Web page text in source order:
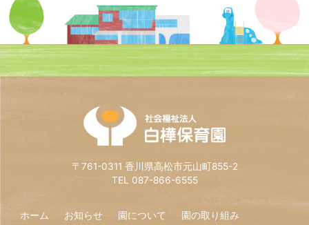
〒761-0311 香川県高松市元山町855-2
TEL 087-866-6555
ホーム お知らせ 園について 園の取り組み